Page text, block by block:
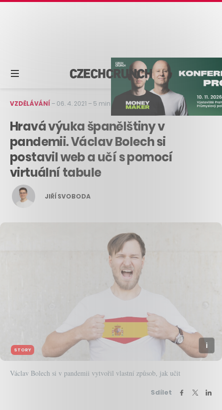
VZDĚLÁVÁNÍ– 06. 4. 2021 – 5 min čtení
Hravá výuka španělštiny v
pandemii. Václav Bolech si
postavil web a učí s pomocí
virtuální tabule
JIŘÍ SVOBODA
STORY
Václav Bolech si v pandemii vytvořil vlastní způsob, jak učit
Sdílet